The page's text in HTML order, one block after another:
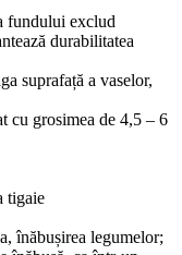
fundului exclud
durabilitatea
suprafață a vaselor,
cu grosimea de 4,5 – 6
tigaie
înăbușirea legumelor;